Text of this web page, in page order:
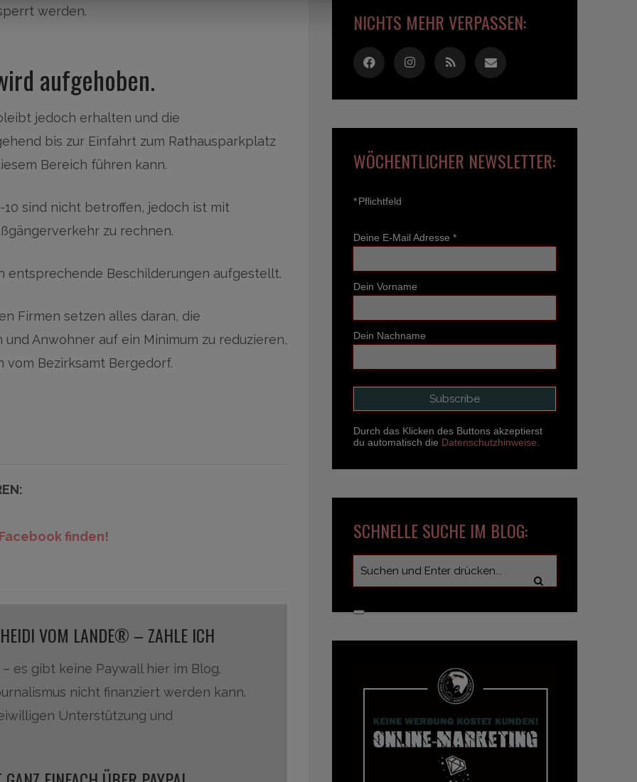
werden.
aufgehoben.
jedoch erhalten und die
bis zur Einfahrt zum Rathausparkplatz
Bereich führen kann.
sind nicht betroffen, jedoch ist mit
zu rechnen.
entsprechende Beschilderungen aufgestellt.
Firmen setzen alles daran, die
Anwohner auf ein Minimum zu reduzieren,
Bezirksamt Bergedorf.
finden!
VOM LANDE® – ZAHLE ICH
es gibt keine Paywall hier im Blog.
nicht finanziert werden kann.
Unterstützung und
NICHTS MEHR VERPASSEN:
WÖCHENTLICHER NEWSLETTER:
*Pflichtfeld
Deine E-Mail Adresse *
Dein Vorname
Dein Nachname
Durch das Klicken des Buttons akzeptierst
du automatisch die Datenschutzhinweise.
SCHNELLE SUCHE IM BLOG: